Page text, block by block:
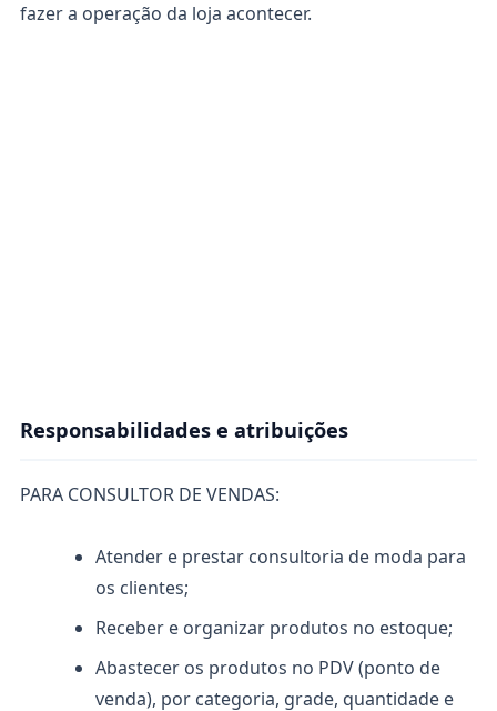
fazer a operação da loja acontecer.
Responsabilidades e atribuições
PARA CONSULTOR DE VENDAS:
Atender e prestar consultoria de moda para
os clientes;
Receber e organizar produtos no estoque;
Abastecer os produtos no PDV (ponto de
venda), por categoria, grade, quantidade e